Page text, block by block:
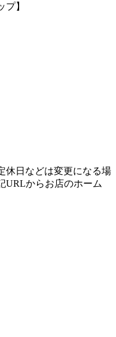
プ】
休日などは変更になる場
URLからお店のホーム